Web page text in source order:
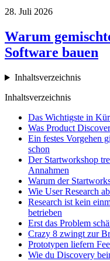
28. Juli 2026
Warum
Software bauen
Inhaltsverzeichnis
Inhaltsverzeichnis
Das Wichtigste in
Was Product
Ein festes Vorgehen
schon
Der Startworkshop
Annahmen
Warum der
Wie User Research
Research ist kein
betrieben
Erst das Problem
Crazy 8 zwingt zur
Prototypen liefern
Wie du Discovery